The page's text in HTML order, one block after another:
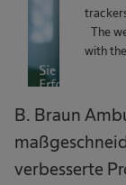
The
with
B. Braun
verbesserte